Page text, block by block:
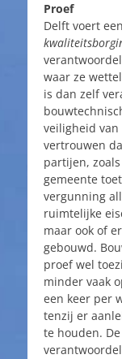
Proef
Delft voert
waar ze
is dan zelf
veiligheid
vertrouwen
partijen,
gemeente
vergunning
ruimtelijke
maar ook of
gebouwd.
proef wel
minder vaak
een keer per
tenzij er
te houden.